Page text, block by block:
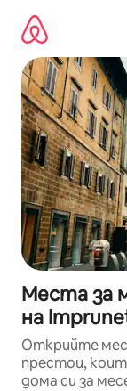
съдържанието
Места за
на
Открийте
престои,
дома си за